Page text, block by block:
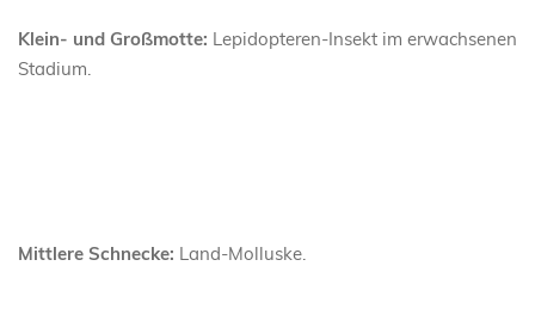
Klein- und Großmotte: Lepidopteren-Insekt im erwachsenen
Stadium.
Mittlere Schnecke: Land-Molluske.